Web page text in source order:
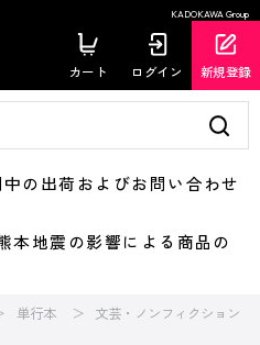
KADOKAWA Group
カート ログイン 新規登録
出荷およびお問い合わせ
地震の影響による商品の
単行本
文芸・ノンフィクション